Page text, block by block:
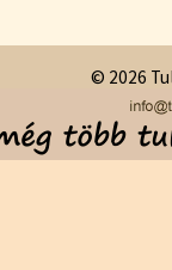
© 2026